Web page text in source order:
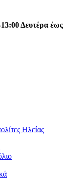
Δευτέρα έως
Ηλείας